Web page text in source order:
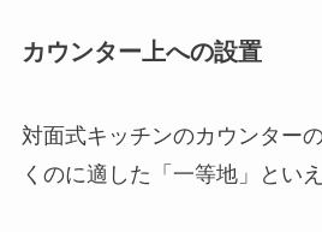
カウンター上への設置
対面式キッチンのカウンター
くのに適した「一等地」といえ